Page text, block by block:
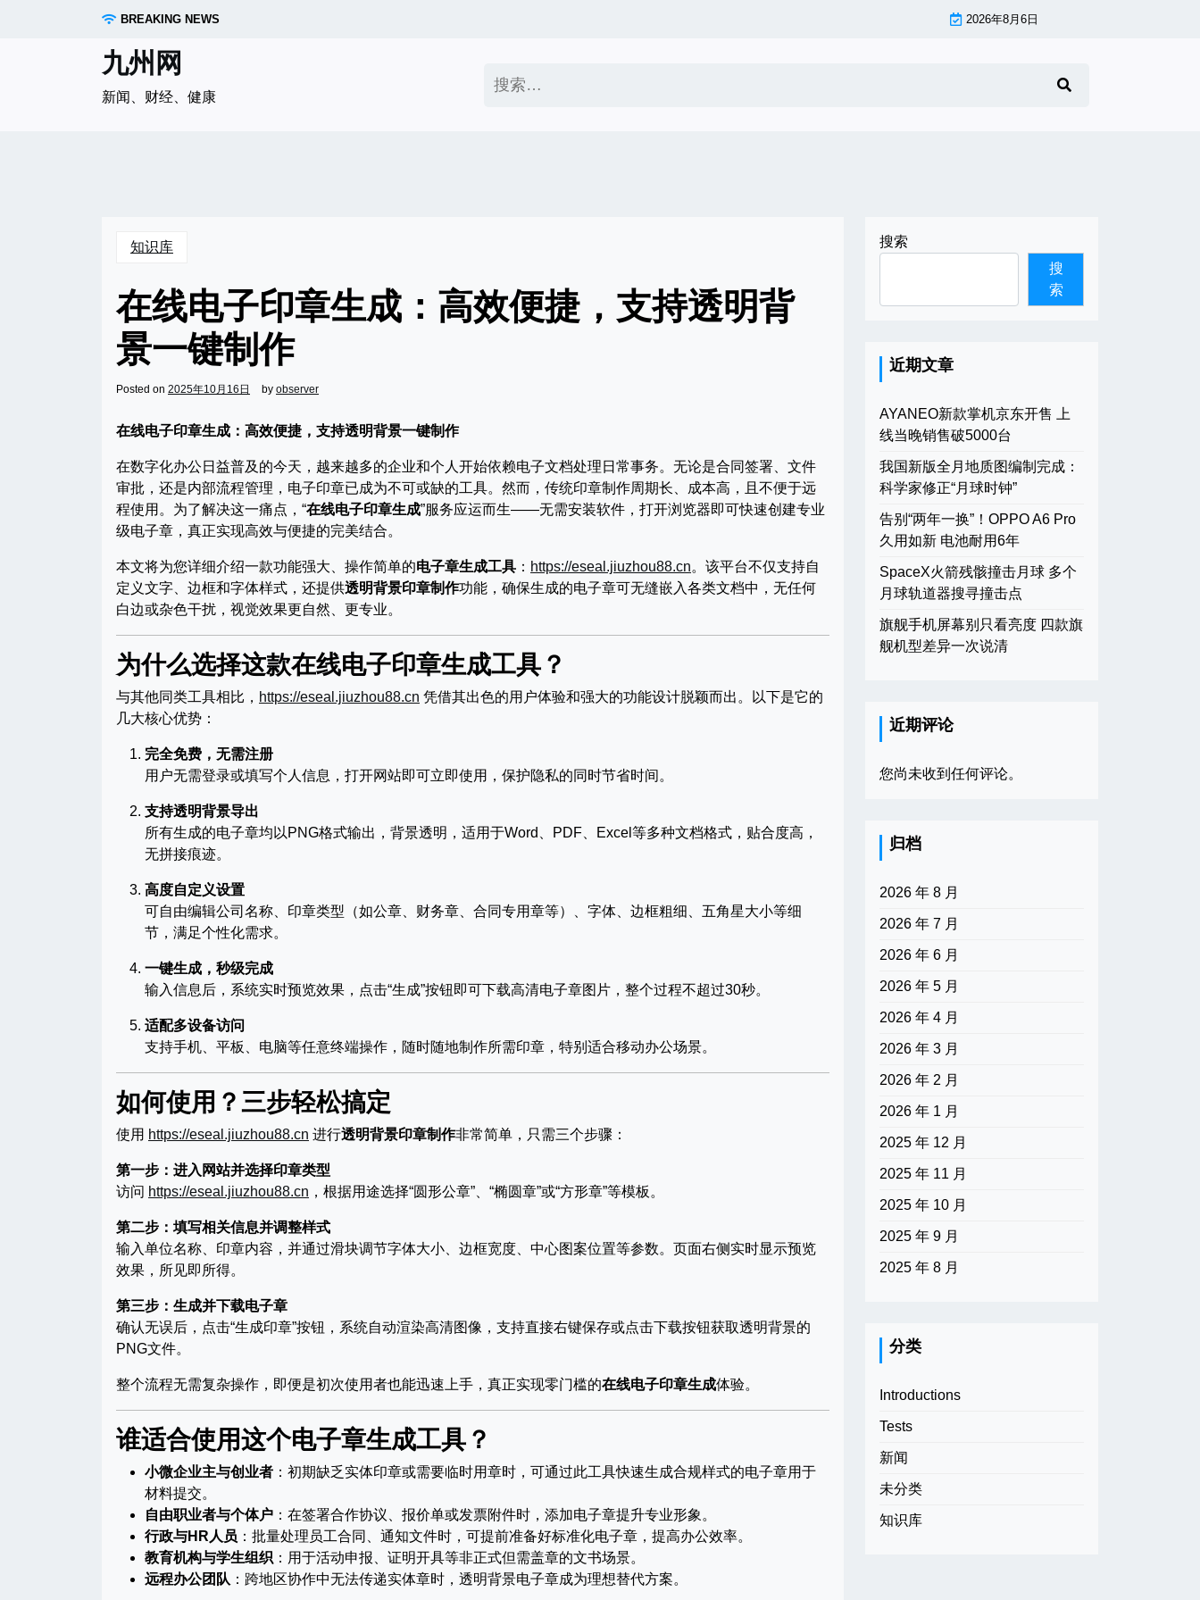
BREAKING NEWS 2026年8月6日
九州网
新闻、财经、健康
索：
知识库
在线电子印章生成：高效便捷，支持透明背
景一键制作
Posted on 2025年10月16日 by observer
在线电子印章生成：高效便捷，支持透明背景一键制作
在数字化办公日益普及的今天，越来越多的企业和个人开始依赖电子文档处理日常事务。无论是合同签署、文件
审批，还是内部流程管理，电子印章已成为不可或缺的工具。然而，传统印章制作周期长、成本高，且不便于远
程使用。为了解决这一痛点，“在线电子印章生成”服务应运而生——无需安装软件，打开浏览器即可快速创建专业
级电子章，真正实现高效与便捷的完美结合。
本文将为您详细介绍一款功能强大、操作简单的电子章生成工具 ： https://eseal.jiuzhou88.cn。该平台不仅支持自
定义文字、边框和字体样式，还提供透明背景印章制作功能，确保生成的电子章可无缝嵌入各类文档中，无任何
白边或杂色干扰，视觉效果更自然、更专业。
为什么选择这款在线电子印章生成工具？
与其他同类工具相比， https://eseal.jiuzhou88.cn 凭借其出色的用户体验和强大的功能设计脱颖而出。以下是它的
几大核心优势：
完全免费，无需注册
用户无需登录或填写个人信息，打开网站即可立即使用，保护隐私的同时节省时间。
支持透明背景导出
所有生成的电子章均以PNG格式输出，背景透明，适用于Word、PDF、Excel等多种文档格式，贴合度高，
无拼接痕迹。
高度自定义设置
可自由编辑公司名称、印章类型（如公章、财务章、合同专用章等）、字体、边框粗细、五角星大小等细
节，满足个性化需求。
一键生成，秒级完成
输入信息后，系统实时预览效果，点击“生成”按钮即可下载高清电子章图片，整个过程不超过30秒。
适配多设备访问
支持手机、平板、电脑等任意终端操作，随时随地制作所需印章，特别适合移动办公场景。
如何使用？三步轻松搞定
使用 https://eseal.jiuzhou88.cn 进行透明背景印章制作非常简单，只需三个步骤：
第一步：进入网站并选择印章类型
访问 https://eseal.jiuzhou88.cn ，根据用途选择“圆形公章”、“椭圆章”或“方形章”等模板。
第二步：填写相关信息并调整样式
输入单位名称、印章内容，并通过滑块调节字体大小、边框宽度、中心图案位置等参数。页面右侧实时显示预览
效果，所见即所得。
第三步：生成并下载电子章
确认无误后，点击“生成印章”按钮，系统自动渲染高清图像，支持直接右键保存或点击下载按钮获取透明背景的
PNG文件。
整个流程无需复杂操作，即便是初次使用者也能迅速上手，真正实现零门槛的在线电子印章生成体验。
谁适合使用这个电子章生成工具？
小微企业主与创业者 ：初期缺乏实体印章或需要临时用章时，可通过此工具快速生成合规样式的电子章用于
材料提交。
自由职业者与个体户 ：在签署合作协议、报价单或发票附件时，添加电子章提升专业形象。
行政与HR人员 ：批量处理员工合同、通知文件时，可提前准备好标准化电子章，提高办公效率。
教育机构与学生组织 ：用于活动申报、证明开具等非正式但需盖章的文书场景。
远程办公团队 ：跨地区协作中无法传递实体章时，透明背景电子章成为理想替代方案。
搜索
搜
索
近期文章
AYANEO新款掌机京东开售 上
线当晚销售破5000台
我国新版全月地质图编制完成：
科学家修正“月球时钟”
告别“两年一换”！OPPO A6 Pro
久用如新 电池耐用6年
SpaceX火箭残骸撞击月球 多个
月球轨道器搜寻撞击点
旗舰手机屏幕别只看亮度 四款旗
舰机型差异一次说清
近期评论
您尚未收到任何评论。
归档
2026 年 8 月
2026 年 7 月
2026 年 6 月
2026 年 5 月
2026 年 4 月
2026 年 3 月
2026 年 2 月
2026 年 1 月
2025 年 12 月
2025 年 11 月
2025 年 10 月
2025 年 9 月
2025 年 8 月
分类
Introductions
Tests
新闻
未分类
知识库